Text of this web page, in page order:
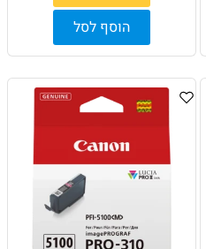
הוסף לסל